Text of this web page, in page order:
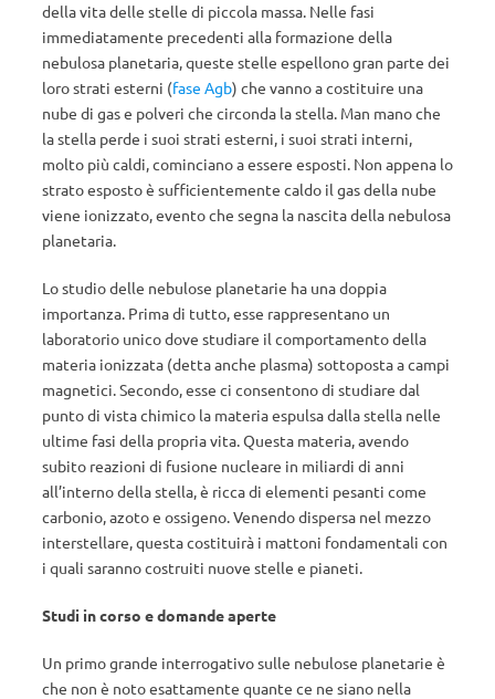
della vita delle stelle di piccola massa. Nelle fasi
immediatamente precedenti alla formazione della
nebulosa planetaria, queste stelle espellono gran parte dei
loro strati esterni (fase Agb) che vanno a costituire una
nube di gas e polveri che circonda la stella. Man mano che
la stella perde i suoi strati esterni, i suoi strati interni,
molto più caldi, cominciano a essere esposti. Non appena lo
strato esposto è sufficientemente caldo il gas della nube
viene ionizzato, evento che segna la nascita della nebulosa
planetaria.
Lo studio delle nebulose planetarie ha una doppia
importanza. Prima di tutto, esse rappresentano un
laboratorio unico dove studiare il comportamento della
materia ionizzata (detta anche plasma) sottoposta a campi
magnetici. Secondo, esse ci consentono di studiare dal
punto di vista chimico la materia espulsa dalla stella nelle
ultime fasi della propria vita. Questa materia, avendo
subito reazioni di fusione nucleare in miliardi di anni
all’interno della stella, è ricca di elementi pesanti come
carbonio, azoto e ossigeno. Venendo dispersa nel mezzo
interstellare, questa costituirà i mattoni fondamentali con
i quali saranno costruiti nuove stelle e pianeti.
Studi in corso e domande aperte
Un primo grande interrogativo sulle nebulose planetarie è
che non è noto esattamente quante ce ne siano nella